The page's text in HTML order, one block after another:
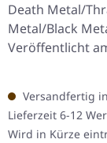
Death Metal/
Metal/Black
Veröffentlicht
25.04.2025, auf
Voice Records.
12-seitiges
Jahre nach der…
Versandfertig
Lieferzeit 6-12
Wird in Kürze